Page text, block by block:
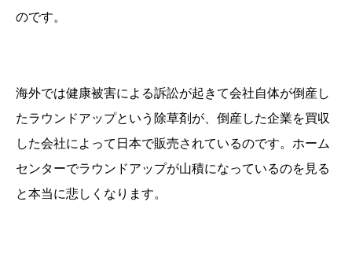
のです。
海外では健康被害による訴訟が起きて会社自体が倒産し
たラウンドアップという除草剤が、倒産した企業を買収
した会社によって日本で販売されているのです。ホーム
センターでラウンドアップが山積になっているのを見る
と本当に悲しくなります。